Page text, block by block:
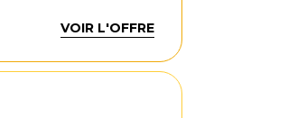
VOIR L'OFFRE